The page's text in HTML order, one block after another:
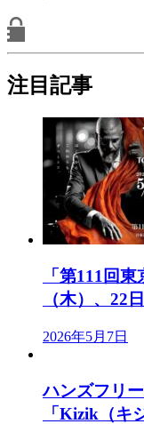
注目記事
「第111回
（木）、22
2026年5月7日
ハンズフリ
「Kizik（キ